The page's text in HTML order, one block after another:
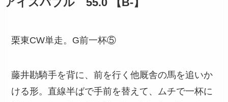
アイスバブル 55.0 【B-】
栗東CW単走。G前一杯⑤
藤井勘騎手を背に、前を行く他厩舎の馬を追いか
ける形。直線半ばで手前を替えて、ムチで一杯に